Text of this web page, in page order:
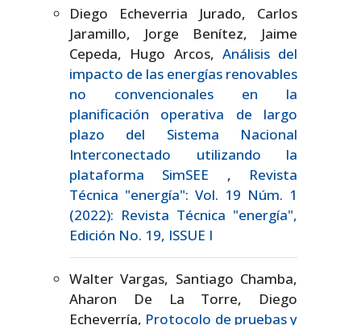
Diego Echeverria Jurado, Carlos
Jaramillo, Jorge Benítez, Jaime
Cepeda, Hugo Arcos, Análisis del
impacto de las energías renovables
no convencionales en la
planificación operativa de largo
plazo del Sistema Nacional
Interconectado utilizando la
plataforma SimSEE , Revista
Técnica "energía": Vol. 19 Núm. 1
(2022): Revista Técnica "energía",
Edición No. 19, ISSUE I
Walter Vargas, Santiago Chamba,
Aharon De La Torre, Diego
Echeverría, Protocolo de pruebas y